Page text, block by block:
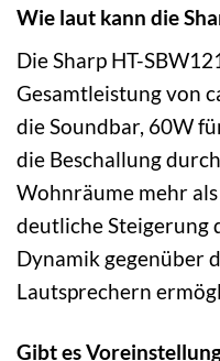
Wie laut kann die
Die Sharp HT-
Gesamtleistung von
die Soundbar, 60W
die Beschallung
Wohnräume mehr
deutliche Steigerung
Dynamik gegenüber
Lautsprechern
Gibt es